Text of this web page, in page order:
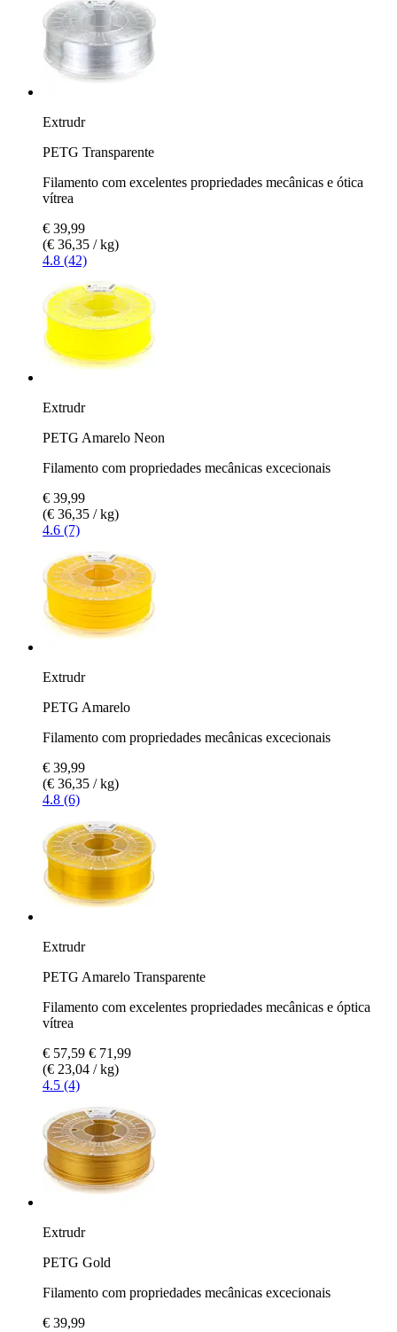
Extrudr
PETG Transparente
Filamento com excelentes propriedades mecânicas e ótica
vítrea
€ 39,99
(€ 36,35 / kg)
4.8 (42)
Extrudr
PETG Amarelo Neon
Filamento com propriedades mecânicas excecionais
€ 39,99
(€ 36,35 / kg)
4.6 (7)
Extrudr
PETG Amarelo
Filamento com propriedades mecânicas excecionais
€ 39,99
(€ 36,35 / kg)
4.8 (6)
Extrudr
PETG Amarelo Transparente
Filamento com excelentes propriedades mecânicas e óptica
vítrea
€ 57,59 € 71,99
(€ 23,04 / kg)
4.5 (4)
Extrudr
PETG Gold
Filamento com propriedades mecânicas excecionais
€ 39,99